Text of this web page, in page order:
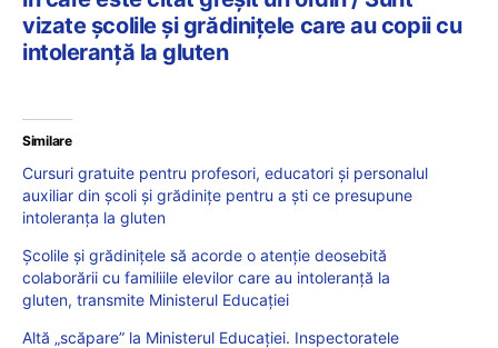
vizate școlile și grădinițele care au copii cu
intoleranță la gluten
Similare
Cursuri gratuite pentru profesori, educatori și personalul
auxiliar din școli și grădinițe pentru a ști ce presupune
intoleranța la gluten
Școlile și grădinițele să acorde o atenție deosebită
colaborării cu familiile elevilor care au intoleranță la
gluten, transmite Ministerul Educației
Altă „scăpare” la Ministerul Educației. Inspectoratele